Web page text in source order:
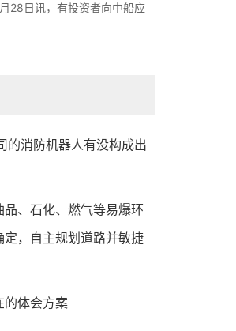
28日讯，有投资者向中船应
消防机器人有没构成出
、石化、燃气等易爆环
，自主规划道路并敏捷
体会方案